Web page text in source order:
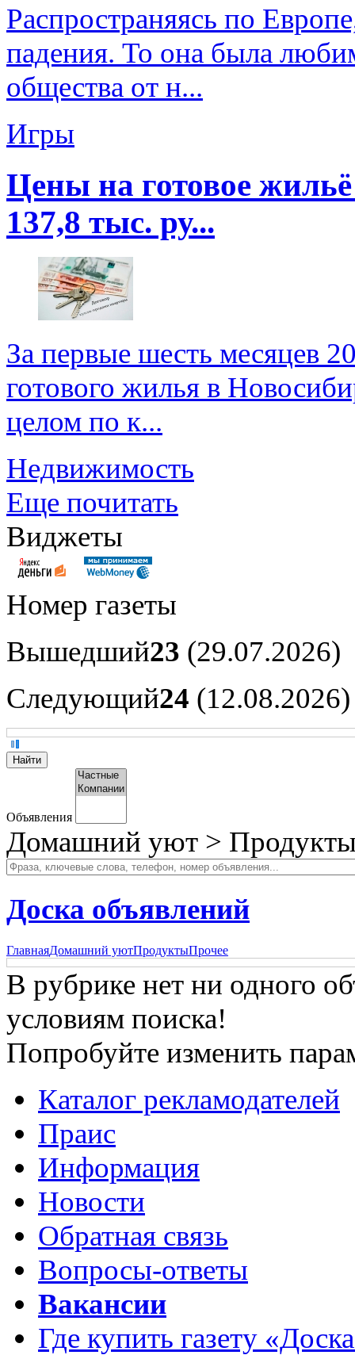
Распространяясь по
падения. То она была
общества от н...
Игры
Цены на готовое
137,8 тыс. ру...
За первые шесть месяцев
готового жилья в
целом по к...
Недвижимость
Еще почитать
Виджеты
Номер газеты
Вышедший23 (29.07.2026)
Следующий24 (12.08.2026)
Объявления
Домашний уют >
Доска объявлений
ГлавнаяДомашний уютПродуктыПрочее
В рубрике нет ни одного
условиям поиска!
Попробуйте изменить
Каталог рекламодателей
Праис
Информация
Новости
Обратная связь
Вопросы-ответы
Вакансии
Где купить газету